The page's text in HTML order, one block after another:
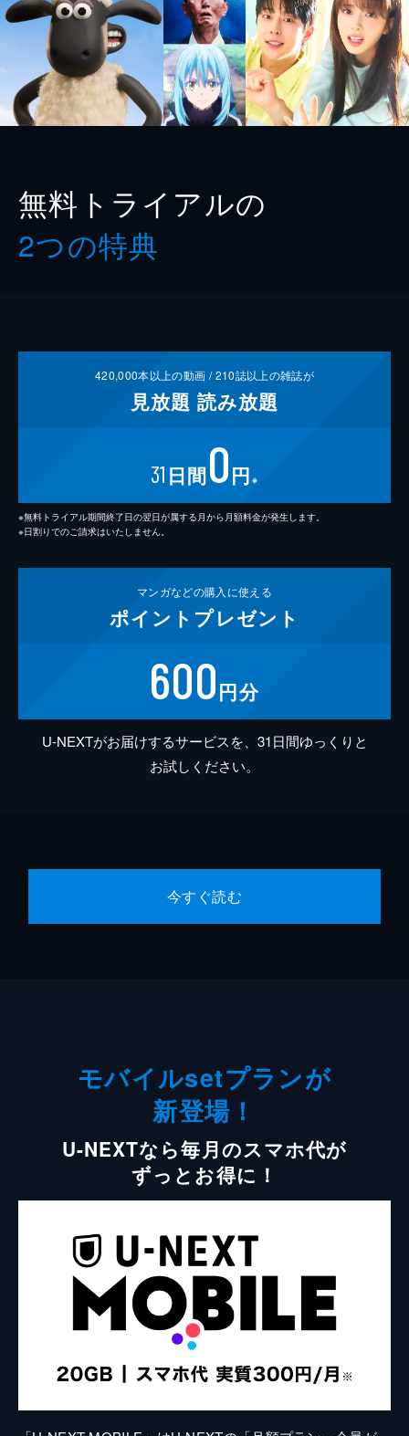
無料トライアルの
2つの特典
420,000本以上の動画 /210誌以上の雑誌が
見放題 読み放題
31 日間0円 ※
※無料トライアル期間終了日の翌日が属する月から月額料金が発生します。
※日割りでのご請求はいたしません。
マンガなどの購入に使える
ポイント プレゼント
600円分
U-NEXTがお届けするサービスを、31日間ゆっくりと
お試しください。
今すぐ読む
モバイルsetプランが
新登場！
U-NEXTなら毎月のスマホ代が
ずっとお得に！